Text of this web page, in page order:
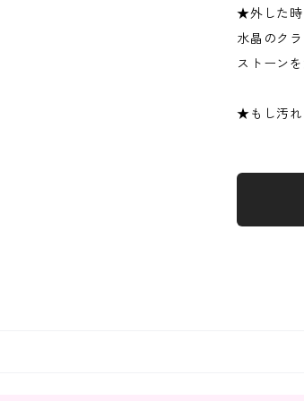
★外した時
水晶のク
ストーン
★もし汚れ